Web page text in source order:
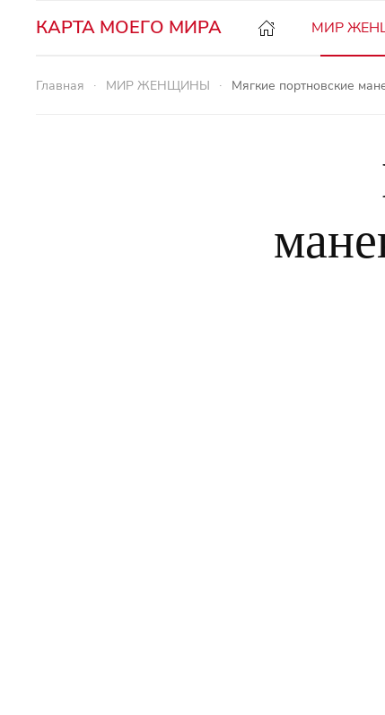
КАРТА МОЕГО МИРА МИР
Главная МИР ЖЕНЩИНЫ Мягкие портновские